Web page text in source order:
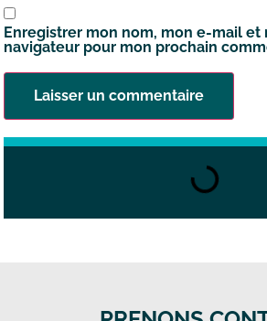
Enregistrer mon nom, mon e-mail et
navigateur pour mon prochain